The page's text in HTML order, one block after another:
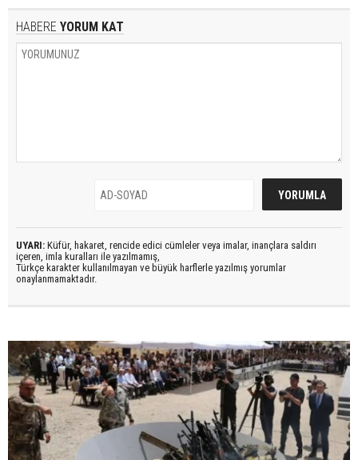
HABERE YORUM KAT
UYARI: Küfür, hakaret, rencide edici cümleler veya imalar, inançlara saldırı
içeren, imla kuralları ile yazılmamış,
Türkçe karakter kullanılmayan ve büyük harflerle yazılmış yorumlar
onaylanmamaktadır.